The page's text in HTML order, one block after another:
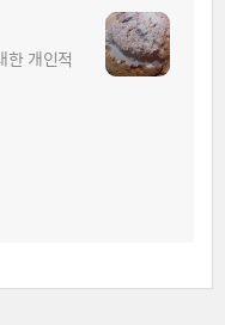
한 개인적